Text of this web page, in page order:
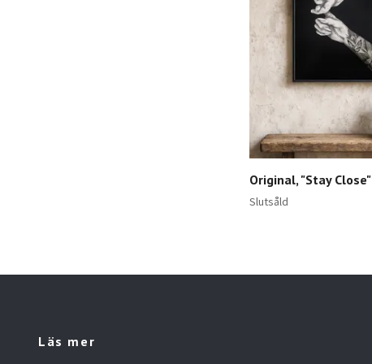
Original, "Stay Close"
Slutsåld
Läs mer